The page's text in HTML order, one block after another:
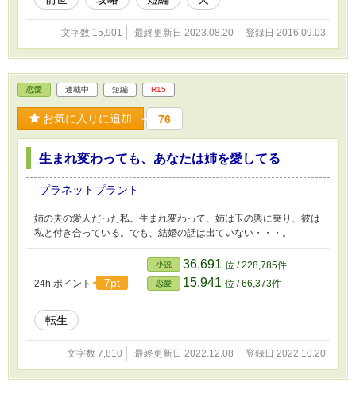
文字数 15,901 最終更新日 2023.08.20 登録日 2016.09.03
恋愛 連載中 短編 R15
お気に入りに追加 76
生まれ変わっても、あなたは姉を愛してる
プラネットプラント
姉の夫の愛人だった私。生まれ変わって、姉は玉の輿に乗り、彼は
私と付き合っている。でも、結婚の話は出ていない・・・。
24h.ポイント 7pt
小説 36,691 位 / 228,785件
恋愛 15,941 位 / 66,373件
転生
文字数 7,810 最終更新日 2022.12.08 登録日 2022.10.20